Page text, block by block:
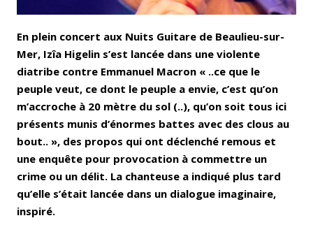
En plein concert aux Nuits Guitare de Beaulieu-sur-
Mer, Izîa Higelin s’est lancée dans une violente
diatribe contre Emmanuel Macron « ..ce que le
peuple veut, ce dont le peuple a envie, c’est qu’on
m’accroche à 20 mètre du sol (..), qu’on soit tous ici
présents munis d’énormes battes avec des clous au
bout.. », des propos qui ont déclenché remous et
une enquête pour provocation à commettre un
crime ou un délit. La chanteuse a indiqué plus tard
qu’elle s’était lancée dans un dialogue imaginaire,
inspiré.